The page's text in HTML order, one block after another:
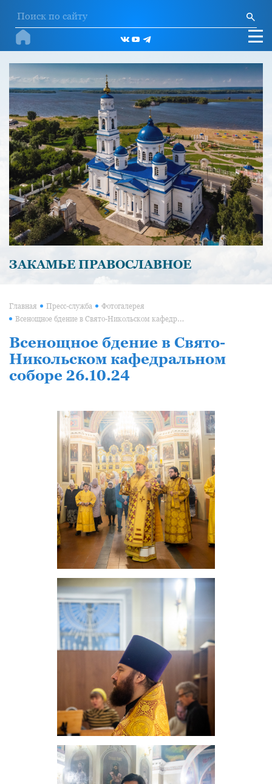
ЗАКАМЬЕ ПРАВОСЛАВНОЕ
Главная Пресс-служба Фотогалерея
Всенощное бдение в Свято-Никольском кафедральном соборе 26.10.24
Всенощное бдение в Свято-
Никольском кафедральном
соборе 26.10.24